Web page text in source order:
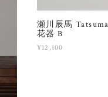
瀬川辰馬
花器 B
¥12,100